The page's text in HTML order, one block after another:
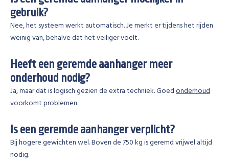
gebruik?
Nee, het systeem werkt automatisch. Je merkt er tijdens het rijden
weinig van, behalve dat het veiliger voelt.
Heeft een geremde aanhanger meer
onderhoud nodig?
Ja, maar dat is logisch gezien de extra techniek. Goedonderhoud
voorkomt problemen.
Is een geremde aanhanger verplicht?
Bij hogere gewichten wel. Boven de 750 kg is geremd vrijwel altijd
nodig.